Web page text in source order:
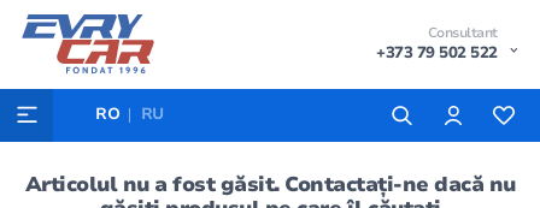
Consultant
+373 79 502 522
RO RU
Articolul nu a fost găsit. Contactați-ne dacă nu